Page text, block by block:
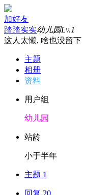
加好友
踏踏实实幼儿园Lv.1
这人太懒, 啥也没留下
主题
相册
资料
用户组
幼儿园
站龄
小于半年
主题 1
回复 20